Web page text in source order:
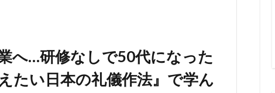
へ…研修なしで50代になった
たい日本の礼儀作法』で学ん